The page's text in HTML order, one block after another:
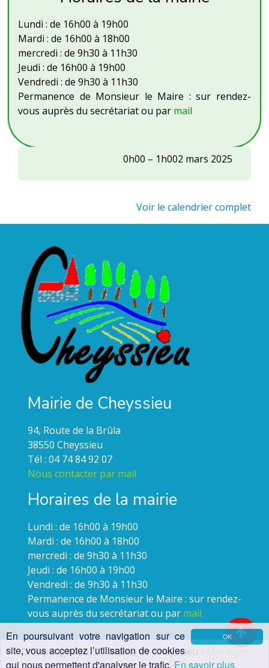
OK
En poursuivant votre navigation sur ce
site, vous acceptez l’utilisation de cookies
qui nous permettent d'analyser le trafic. En savoir plus.
Lundi : de 16h00 à 19h00
Mardi : de 16h00 à 18h00
mercredi : de 9h30 à 11h30
Jeudi : de 16h00 à 19h00
Vendredi : de 9h30 à 11h30
Permanence de Monsieur le Maire : sur rendez-
vous auprès du secrétariat ou par mail
ASC
matinée
0h00 – 1h002 mars 2025
Voir le calendrier complet
Mairie de Cheyssieu
94, Route de la Brûla
38550 Cheyssieu
Tél : 04 74 84 92 07
Nous contacter par mail
Horaires de la mairie
Lundi : de 16h00 à 19h00
Mardi : de 16h00 à 18h00
mercredi : de 9h30 à 11h30
Jeudi : de 16h00 à 19h00
Vendredi : de 9h30 à 11h30
Permanence de Monsieur le Maire : sur rendez-
vous auprès du secrétariat ou par mail
© Copyright 2022 - Mairie de Cheyssieu -